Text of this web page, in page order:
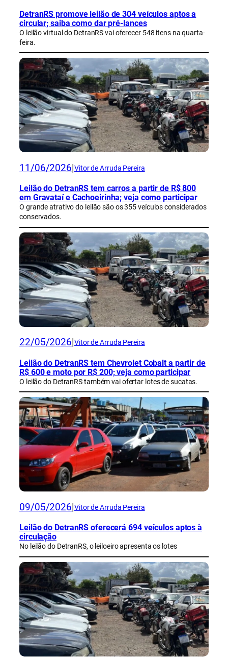
DetranRS promove leilão de 304 veículos aptos a
circular; saiba como dar pré-lances
O leilão virtual do DetranRS vai oferecer 548 itens na quarta-
feira.
11/06/2026 Vitor de Arruda Pereira
Leilão do DetranRS tem carros a partir de R$ 800
em Gravataí e Cachoeirinha; veja como participar
O grande atrativo do leilão são os 355 veículos considerados
conservados.
22/05/2026 Vitor de Arruda Pereira
Leilão do DetranRS tem Chevrolet Cobalt a partir de
R$ 600 e moto por R$ 200; veja como participar
O leilão do DetranRS também vai ofertar lotes de sucatas.
09/05/2026 Vitor de Arruda Pereira
Leilão do DetranRS oferecerá 694 veículos aptos à
circulação
No leilão do DetranRS, o leiloeiro apresenta os lotes